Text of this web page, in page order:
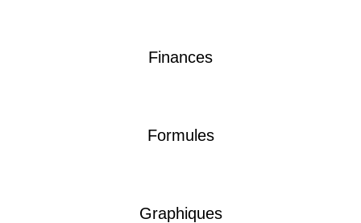
Finances
Formules
Graphiques